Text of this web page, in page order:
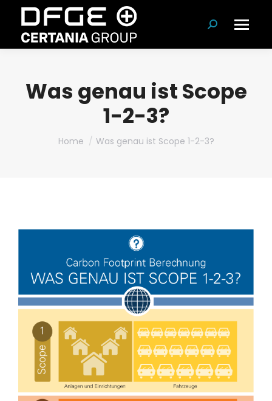
Search:
Was genau ist Scope
1-2-3?
You are here:
Home Was genau ist Scope 1-2-3?